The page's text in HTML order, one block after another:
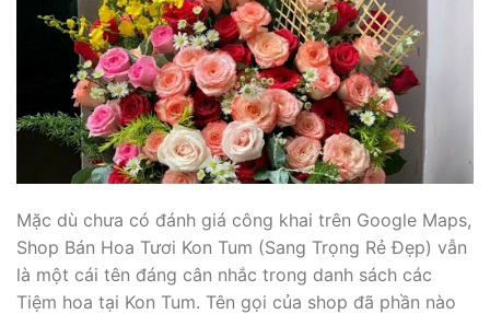
Mặc dù chưa có đánh giá công khai trên Google Maps,
Shop Bán Hoa Tươi Kon Tum (Sang Trọng Rẻ Đẹp) vẫn
là một cái tên đáng cân nhắc trong danh sách các
Tiệm hoa tại Kon Tum. Tên gọi của shop đã phần nào